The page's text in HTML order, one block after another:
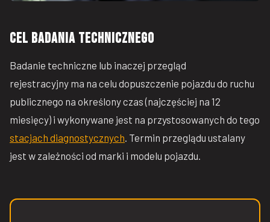
Cel badania technicznego
Badanie techniczne lub inaczej przegląd
rejestracyjny ma na celu dopuszczenie pojazdu do ruchu
publicznego na określony czas (najczęściej na 12
miesięcy) i wykonywane jest na przystosowanych do tego
stacjach diagnostycznych . Termin przeglądu ustalany
jest w zależności od marki i modelu pojazdu.